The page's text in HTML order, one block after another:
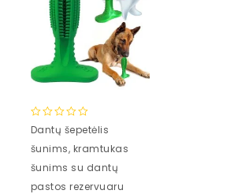
0
of
5
Dantų šepetėlis
šunims, kramtukas
šunims su dantų
pastos rezervuaru